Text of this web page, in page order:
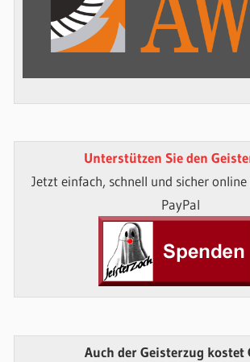
Unterstützen Sie den
Jetzt einfach, schnell und sicher
PayPal
Auch der Geisterzug kostet